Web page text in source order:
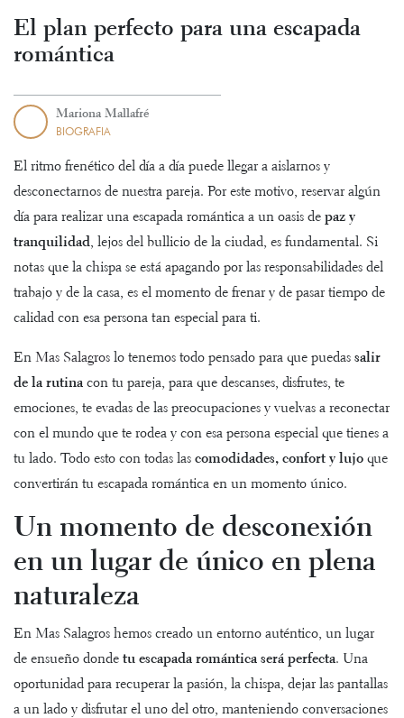
El plan perfecto para una escapada
romántica
Mariona Mallafré
BIOGRAFIA
El ritmo frenético del día a día puede llegar a aislarnos y
desconectarnos de nuestra pareja. Por este motivo, reservar algún
día para realizar una escapada romántica a un oasis de paz y
tranquilidad, lejos del bullicio de la ciudad, es fundamental. Si
notas que la chispa se está apagando por las responsabilidades del
trabajo y de la casa, es el momento de frenar y de pasar tiempo de
calidad con esa persona tan especial para ti.
En Mas Salagros lo tenemos todo pensado para que puedas salir
de la rutina con tu pareja, para que descanses, disfrutes, te
emociones, te evadas de las preocupaciones y vuelvas a reconectar
con el mundo que te rodea y con esa persona especial que tienes a
tu lado. Todo esto con todas las comodidades, confort y lujo que
convertirán tu escapada romántica en un momento único.
Un momento de desconexión
en un lugar de único en plena
naturaleza
En Mas Salagros hemos creado un entorno auténtico, un lugar
de ensueño donde tu escapada romántica será perfecta. Una
oportunidad para recuperar la pasión, la chispa, dejar las pantallas
a un lado y disfrutar el uno del otro, manteniendo conversaciones